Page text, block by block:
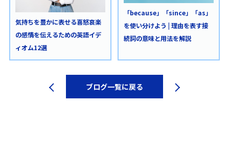
気持ちを豊かに表せる喜怒哀楽
の感情を伝えるための英語イデ
ィオム12選
「because」「since」「as」
を使い分けよう | 理由を表す接
続詞の意味と用法を解説
ブログ一覧に戻る